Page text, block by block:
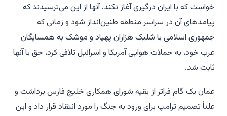
خواست که با ایران درگیری آغاز نکند. آنها از این می‌ترسیدند که
پیامدهای آن در سراسر منطقه طنین‌انداز شود و زمانی که
جمهوری اسلامی با شلیک هزاران پهپاد و موشک به همسایگان
عرب خود، به حملات هوایی آمریکا و اسرائیل تلافی کرد، حق با آنها
ثابت شد.
عمان یک گام فراتر از بقیه شورای همکاری خلیج فارس برداشت و
علناً تصمیم ترامپ برای ورود به جنگ را مورد انتقاد قرار داد و این